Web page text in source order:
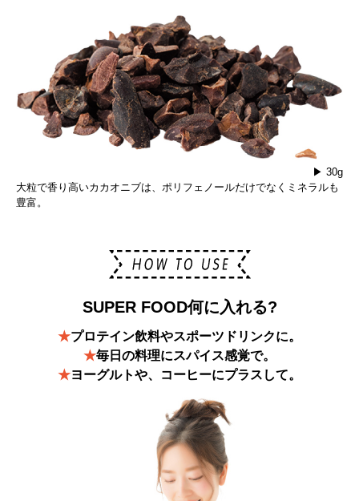
▶ 30g
大粒で香り高いカカオニブは、ポリフェノールだけでなくミネラルも
豊富。
SUPER FOOD何に入れる?
★プロテイン飲料やスポーツドリンクに。
★毎日の料理にスパイス感覚で。
★ヨーグルトや、コーヒーにプラスして。